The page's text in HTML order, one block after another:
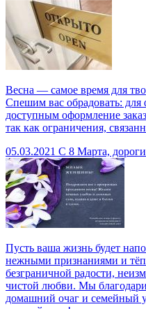
Весна — самое время для
Спешим вас обрадовать: для
доступным оформление
так как ограничения,
05.03.2021 С 8 Марта,
Пусть ваша жизнь будет
нежными признаниями и
безграничной радости,
чистой любви. Мы
домашний очаг и семейный